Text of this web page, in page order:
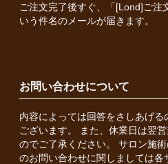
ご注文完了後すぐ、「[Lond]ご注
いう件名のメールが届きます。
お問い合わせについて
内容によっては回答をさしあげ
ございます。 また、休業日は翌
のでご了承ください。 サロン施
のお問い合わせに関しましては各